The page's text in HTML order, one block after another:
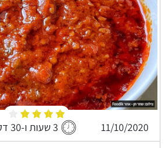
11/10/2020 3 שעות ו-30 דקות